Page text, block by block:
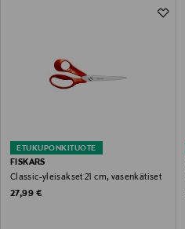
ETUKUPONKITUOTE
FISKARS
Classic-yleisakset 21 cm, vasenkätiset
Original Price
27,99 €